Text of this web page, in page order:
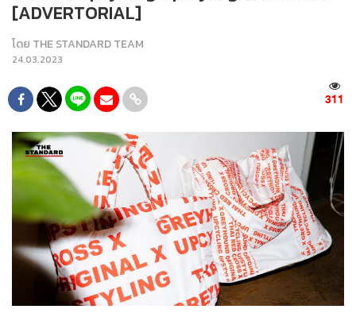
[ADVERTORIAL]
โดย THE STANDARD TEAM
24.03.2023
311